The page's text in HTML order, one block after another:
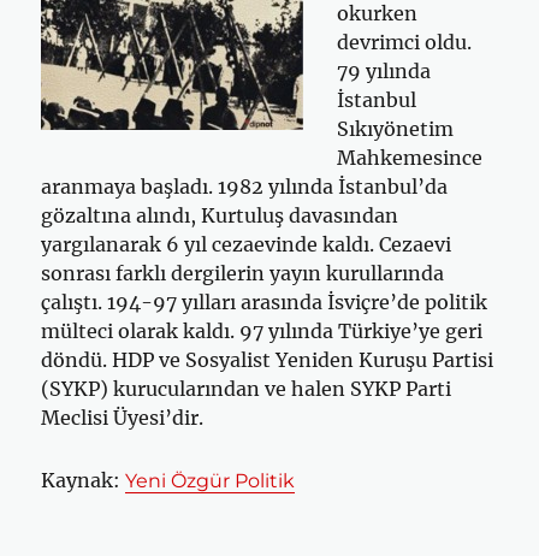
okurken
devrimci oldu.
79 yılında
İstanbul
Sıkıyönetim
Mahkemesince
aranmaya başladı. 1982 yılında İstanbul’da
gözaltına alındı, Kurtuluş davasından
yargılanarak 6 yıl cezaevinde kaldı. Cezaevi
sonrası farklı dergilerin yayın kurullarında
çalıştı. 194-97 yılları arasında İsviçre’de politik
mülteci olarak kaldı. 97 yılında Türkiye’ye geri
döndü. HDP ve Sosyalist Yeniden Kuruşu Partisi
(SYKP) kurucularından ve halen SYKP Parti
Meclisi Üyesi’dir.
Kaynak:Yeni Özgür Politik